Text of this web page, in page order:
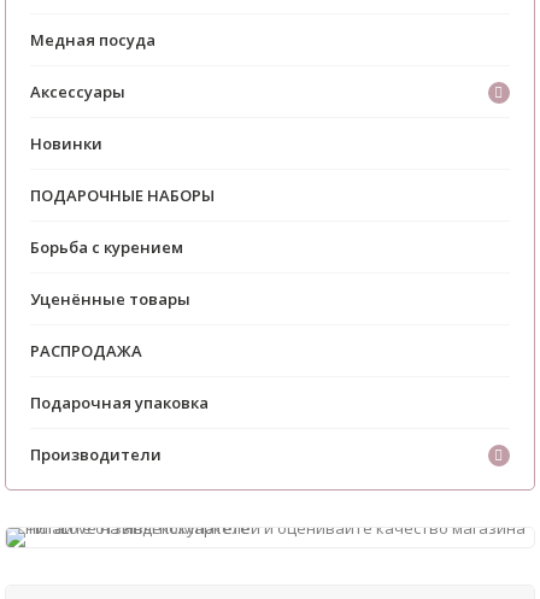
Медная посуда
Аксессуары
Новинки
ПОДАРОЧНЫЕ НАБОРЫ
Борьба с курением
Уценённые товары
РАСПРОДАЖА
Подарочная упаковка
Производители